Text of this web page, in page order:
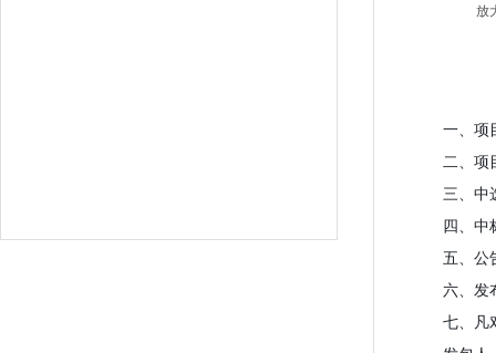
放
一、项
二、项
三、中
四、中
五、公
六、发
七、凡